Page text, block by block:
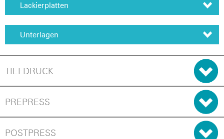
Lackierplatten
Unterlagen
TIEFDRUCK
PREPRESS
POSTPRESS